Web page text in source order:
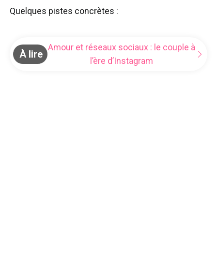
Quelques pistes concrètes :
À lire
Amour et réseaux sociaux : le couple à
l’ère d’Instagram